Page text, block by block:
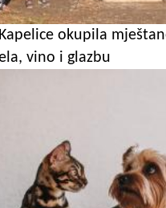
okupila
vino i glazbu